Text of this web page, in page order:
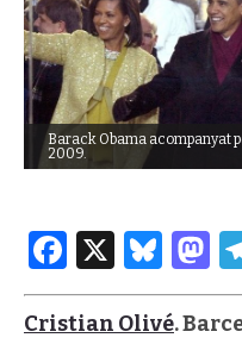
Barack Obama acompanyat
2009.
Facebook
X
Cristian Olivé.